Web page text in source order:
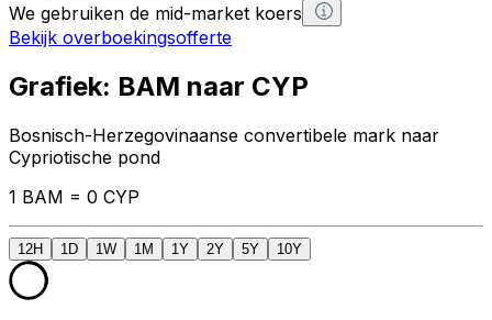
We gebruiken de mid-market koers
Bekijk overboekingsofferte
Grafiek: BAM naar CYP
Bosnisch-Herzegovinaanse convertibele mark naar
Cypriotische pond
1 BAM = 0 CYP
12H 1D 1W 1M 1Y 2Y 5Y 10Y